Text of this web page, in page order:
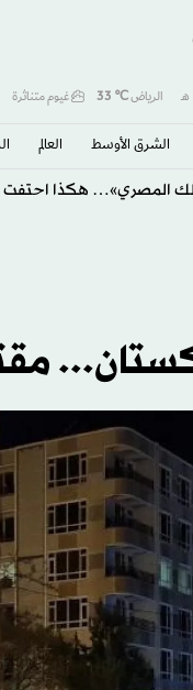
الرياض℃
33 غيوم متناثرة
الشرق الأوسط​ العالم
المصري»… هكذا احتفت